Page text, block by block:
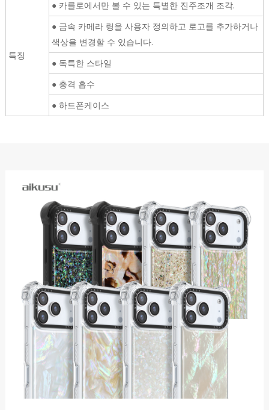
특징
● 카를로에서만 볼 수 있는 특별한 진주조개 조각.
● 금속 카메라 링을 사용자 정의하고 로고를 추가하거나
색상을 변경할 수 있습니다.
● 독특한 스타일
● 충격 흡수
● 하드폰케이스